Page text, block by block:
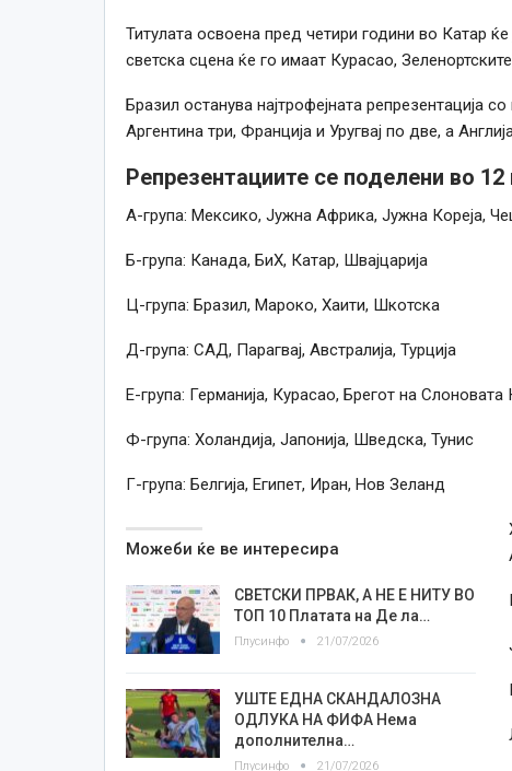
Титулата освоена пред четири години во Катар
светска сцена ќе го имаат Курасао,
Бразил останува најтрофејната репрезентација
Аргентина три, Франција и Уругвај по две, а
Репрезентациите се поделени во 12
А-група: Мексико, Јужна Африка, Јужна Кореја,
Б-група: Канада, БиХ, Катар, Швајцарија
Ц-група: Бразил, Мароко, Хаити, Шкотска
Д-група: САД, Парагвај, Австралија, Турција
Е-група: Германија, Курасао, Брегот на
Ф-група: Холандија, Јапонија, Шведска, Тунис
Г-група: Белгија, Египет, Иран, Нов Зеланд
Можеби ќе ве интересира
СВЕТСКИ ПРВАК, А НЕ Е НИТУ ВО
ТОП 10 Платата на Де ла…
Плусинфо 21/07/2026
УШТЕ ЕДНА СКАНДАЛОЗНА
ОДЛУКА НА ФИФА Нема
дополнителна…
Плусинфо 21/07/2026